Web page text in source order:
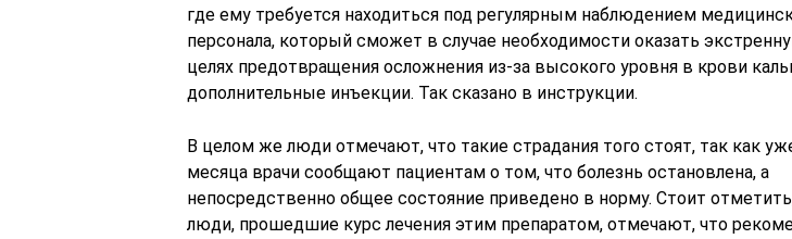
где ему требуется находиться под регулярным наблюдением
персонала, который сможет в случае необходимости оказать
целях предотвращения осложнения из-за высокого уровня в крови
дополнительные инъекции. Так сказано в инструкции.
В целом же люди отмечают, что такие страдания того стоят, так как
месяца врачи сообщают пациентам о том, что болезнь остановлена, а
непосредственно общее состояние приведено в норму. Стоит
люди, прошедшие курс лечения этим препаратом, отмечают, что